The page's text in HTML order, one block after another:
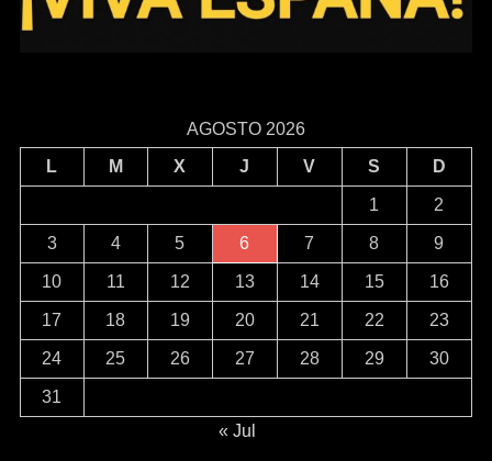
AGOSTO 2026
L
M X J V S D
1 2
3 4 5 6 7 8 9
10 11 12 13 14 15 16
17 18 19 20 21 22 23
24 25 26 27 28 29 30
31
« Jul